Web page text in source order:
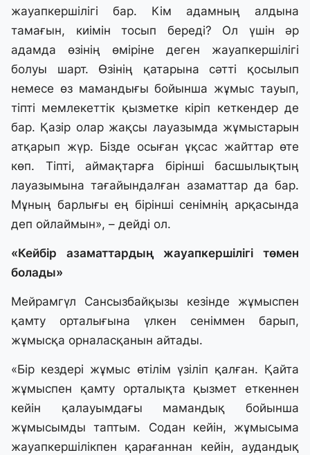
жауапкершілігі бар. Кім адамның алдына
тамағын, киімін тосып береді? Ол үшін әр
адамда өзінің өміріне деген жауапкершілігі
болуы шарт. Өзінің қатарына сәтті қосылып
немесе өз мамандығы бойынша жұмыс тауып,
тіпті мемлекеттік қызметке кіріп кеткендер де
бар. Қазір олар жақсы лауазымда жұмыстарын
атқарып жүр. Бізде осыған ұқсас жайттар өте
көп. Тіпті, аймақтарға бірінші басшылықтың
лауазымына тағайындалған азаматтар да бар.
Мұның барлығы ең бірінші сенімнің арқасында
деп ойлаймын», – дейді ол.
«Кейбір азаматтардың жауапкершілігі төмен
болады»
Мейрамгүл Сансызбайқызы кезінде жұмыспен
қамту орталығына үлкен сеніммен барып,
жұмысқа орналасқанын айтады.
«Бір кездері жұмыс өтілім үзіліп қалған. Қайта
жұмыспен қамту орталықта қызмет еткеннен
кейін қалауымдағы мамандық бойынша
жұмысымды таптым. Содан кейін, жұмысыма
жауапкершілікпен қарағаннан кейін, аудандық